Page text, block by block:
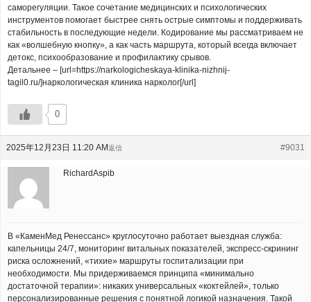
саморегуляции. Такое сочетание медицинских и психологических
инструментов помогает быстрее снять острые симптомы и поддерживать
стабильность в последующие недели. Кодирование мы рассматриваем не
как «волшебную кнопку», а как часть маршрута, который всегда включает
детокс, психообразование и профилактику срывов.
Детальнее – [url=https://narkologicheskaya-klinika-nizhnij-
tagil0.ru/]наркологическая клиника нарколог[/url]
0
2025年12月23日 11:20 AM #9031
返信
RichardAspib
В «КаменМед Ренессанс» круглосуточно работает выездная служба:
капельницы 24/7, мониторинг витальных показателей, экспресс-скрининг
риска осложнений, «тихие» маршруты госпитализации при
необходимости. Мы придерживаемся принципа «минимально
достаточной терапии»: никаких универсальных «коктейлей», только
персонализированные решения с понятной логикой назначения. Такой